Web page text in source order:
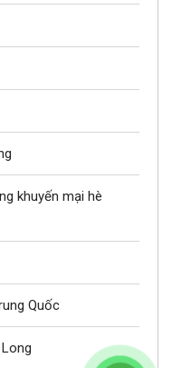
khuyến mại hè
Quốc